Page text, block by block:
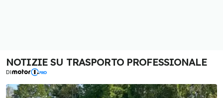
NOTIZIE SU TRASPORTO PROFESSIONALE
DI